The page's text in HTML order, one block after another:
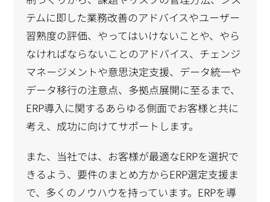
テムに即した業務改善のアドバイスやユーザー
習熟度の評価、やってはいけないことや、やら
なければならないことのアドバイス、チェンジ
マネージメントや意思決定支援、データ統一や
データ移行の注意点、多拠点展開に至るまで、
ERP導入に関するあらゆる側面でお客様と共に
考え、成功に向けてサポートします。
また、当社では、お客様が最適なERPを選択で
きるよう、要件のまとめ方からERP選定支援ま
で、多くのノウハウを持っています。ERPを導